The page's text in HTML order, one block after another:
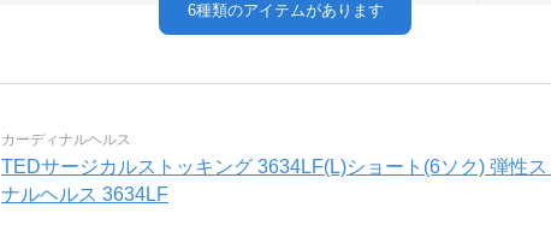
6種類のアイテムがあります
カーディナルヘルス
TEDサージカルストッキング 3634LF(L)ショート(6ソク) 弾性
ナルヘルス 3634LF